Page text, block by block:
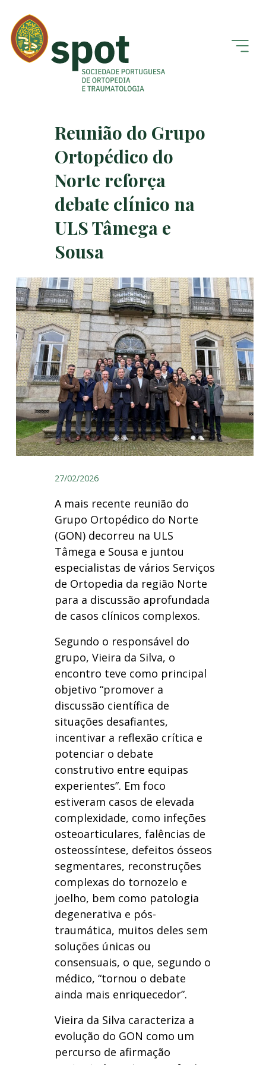
Reunião do Grupo
Ortopédico do
Norte reforça
debate clínico na
ULS Tâmega e
Sousa
27/02/2026
A mais recente reunião do
Grupo Ortopédico do Norte
(GON) decorreu na ULS
Tâmega e Sousa e juntou
especialistas de vários Serviços
de Ortopedia da região Norte
para a discussão aprofundada
de casos clínicos complexos.
Segundo o responsável do
grupo, Vieira da Silva, o
encontro teve como principal
objetivo “promover a
discussão científica de
situações desafiantes,
incentivar a reflexão crítica e
potenciar o debate
construtivo entre equipas
experientes”. Em foco
estiveram casos de elevada
complexidade, como infeções
osteoarticulares, falências de
osteossíntese, defeitos ósseos
segmentares, reconstruções
complexas do tornozelo e
joelho, bem como patologia
degenerativa e pós-
traumática, muitos deles sem
soluções únicas ou
consensuais, o que, segundo o
médico, “tornou o debate
ainda mais enriquecedor”.
Vieira da Silva caracteriza a
evolução do GON como um
percurso de afirmação